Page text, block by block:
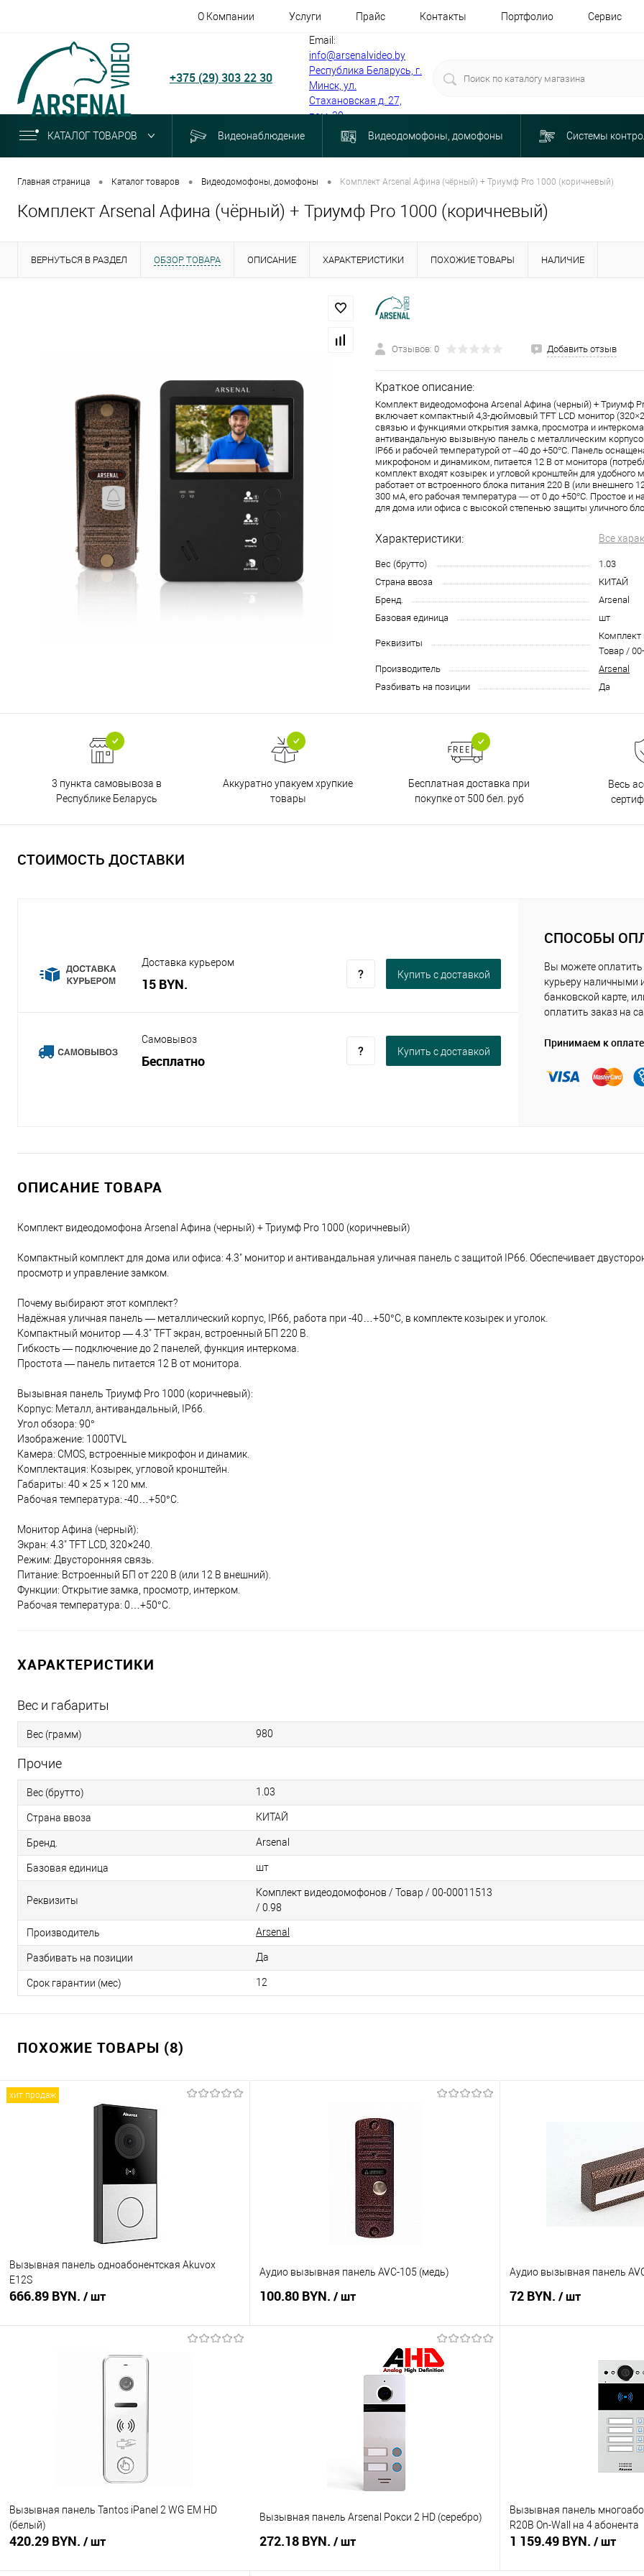
О Компании Услуги Прайс Контакты Портфолио Сервис
+375 (29) 303 22 30
Email:
info@arsenalvideo.by
Республика Беларусь, г.
Минск, ул.
Стахановская д. 27,
пом. 30
КАТАЛОГ ТОВАРОВ Видеонаблюдение Видеодомофоны, домофоны Системы
Главная страница • Каталог товаров • Видеодомофоны, домофоны • Комплект Arsenal Афина (чёрный) + Триумф Pro 1000 (коричневый)
Комплект Arsenal Афина (чёрный) + Триумф Pro 1000 (коричневый)
ВЕРНУТЬСЯ В РАЗДЕЛ ОБЗОР ТОВАРА ОПИСАНИЕ ХАРАКТЕРИСТИКИ ПОХОЖИЕ ТОВАРЫ НАЛИЧИЕ
Отзывов: 0 Добавить отзыв
Краткое описание:
Комплект видеодомофона Arsenal Афина (черный) + Триумф
включает компактный 4,3-дюймовый TFT LCD монитор
связью и функциями открытия замка, просмотра и
антивандальную вызывную панель с металлическим
IP66 и рабочей температурой от –40 до +50°C. Панель
микрофоном и динамиком, питается 12 В от монитора
комплект входят козырек и угловой кронштейн для удобного
работает от встроенного блока питания 220 В (или внешнего
300 мА, его рабочая температура — от 0 до +50°C. Простое и
для дома или офиса с высокой степенью защиты уличного
Характеристики: Все
Вес (брутто)
1.03
Страна ввоза
КИТАЙ
Бренд.
Arsenal
Базовая единица
шт
Реквизиты
Товар /
Производитель
Arsenal
Разбивать на позиции
Да
3 пункта самовывоза в
Республике Беларусь
Аккуратно упакуем хрупкие
товары
Бесплатная доставка при
покупке от 500 бел. руб
Весь
СТОИМОСТЬ ДОСТАВКИ
Доставка курьером
15 BYN.
Купить c доставкой
Самовывоз
Бесплатно
Купить c доставкой
СПОСОБЫ
Вы можете оплатить
курьеру наличными
банковской карте,
оплатить заказ на
Принимаем к оплате
ОПИСАНИЕ ТОВАРА
Комплект видеодомофона Arsenal Афина (черный) + Триумф Pro 1000 (коричневый)
Компактный комплект для дома или офиса: 4.3" монитор и антивандальная уличная панель с защитой IP66. Обеспечивает
просмотр и управление замком.
Почему выбирают этот комплект?
Надёжная уличная панель — металлический корпус, IP66, работа при -40…+50°C, в комплекте козырек и уголок.
Компактный монитор — 4.3" TFT экран, встроенный БП 220 В.
Гибкость — подключение до 2 панелей, функция интеркома.
Простота — панель питается 12 В от монитора.
Вызывная панель Триумф Pro 1000 (коричневый):
Корпус: Металл, антивандальный, IP66.
Угол обзора: 90°
Изображение: 1000TVL
Камера: CMOS, встроенные микрофон и динамик.
Комплектация: Козырек, угловой кронштейн.
Габариты: 40 × 25 × 120 мм.
Рабочая температура: -40…+50°C.
Монитор Афина (черный):
Экран: 4.3" TFT LCD, 320×240.
Режим: Двусторонняя связь.
Питание: Встроенный БП от 220 В (или 12 В внешний).
Функции: Открытие замка, просмотр, интерком.
Рабочая температура: 0…+50°C.
ХАРАКТЕРИСТИКИ
Вес и габариты
Вес (грамм) 980
Прочие
Вес (брутто) 1.03
Страна ввоза КИТАЙ
Бренд. Arsenal
Базовая единица шт
Реквизиты
Комплект видеодомофонов / Товар / 00-00011513
/ 0.98
Производитель Arsenal
Разбивать на позиции Да
Срок гарантии (мес) 12
ПОХОЖИЕ ТОВАРЫ (8)
хит продаж
Вызывная панель одноабонентская Akuvox
E12S
666.89 BYN. / шт
В корзину
Аудио вызывная панель AVC-105 (медь)
100.80 BYN. / шт
В корзину
Сравнение
В наличии
Аудио вызывная панель
72 BYN. / шт
Вызывная панель Tantos iPanel 2 WG EM HD
(белый)
420.29 BYN. / шт
Вызывная панель Arsenal Рокси 2 HD (серебро)
272.18 BYN. / шт
Вызывная панель
R20B On-Wall на 4 абонента
1 159.49 BYN. / шт